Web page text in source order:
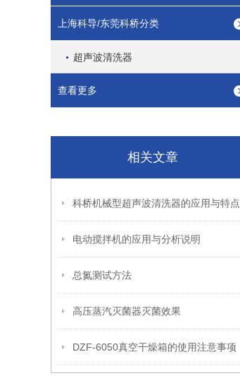
上海科导/东莞科桥分类
超声波清洗器
查看更多
相关文章
科桥机械型超声波清洗器的应用与特点
电动搅拌机的应用与分析说明
总氮测试方法
高压蒸汽灭菌器灭菌效果
DZF-6050真空干燥箱的使用注意事项